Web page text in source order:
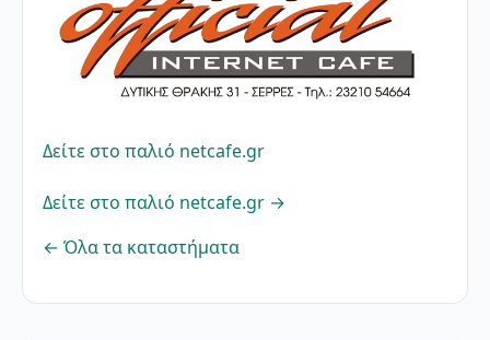
Δείτε στο παλιό netcafe.gr
Δείτε στο παλιό netcafe.gr →
← Όλα τα καταστήματα